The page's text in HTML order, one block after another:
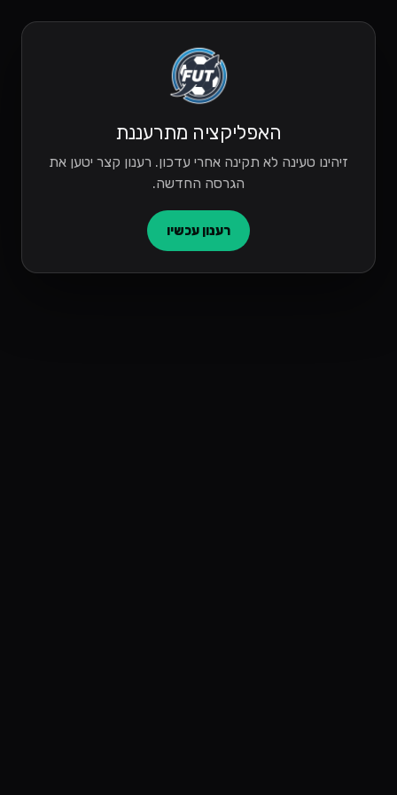
האפליקציה מתרעננת
זיהינו טעינה לא תקינה אחרי עדכון. רענון קצר יטען את
הגרסה החדשה.
רענון עכשיו